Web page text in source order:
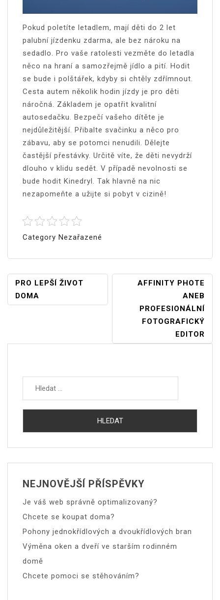
Pokud poletíte letadlem, mají děti do 2 let
palubní jízdenku zdarma, ale bez nároku na
sedadlo. Pro vaše ratolesti vezměte do letadla
něco na hraní a samozřejmě jídlo a pití. Hodit
se bude i polštářek, kdyby si chtěly zdřímnout.
Cesta autem několik hodin jízdy je pro děti
náročná. Základem je opatřit kvalitní
autosedačku. Bezpečí vašeho dítěte je
nejdůležitější. Přibalte svačinku a něco pro
zábavu, aby se potomci nenudili. Dělejte
častější přestávky. Určitě víte, že děti nevydrží
dlouho v klidu sedět. V případě nevolnosti se
bude hodit Kinedryl. Tak hlavně na nic
nezapomeňte a užijte si pobyt v cizině!
Category Nezařazené
Navigace
Pro
PRO LEPŠÍ ŽIVOT
DOMA
AFFINITY PHOTE
ANEB
PROFESIONÁLNÍ
FOTOGRAFICKÝ
EDITOR
NEJNOVĚJŠÍ PŘÍSPĚVKY
Je váš web správně optimalizovaný?
Chcete se koupat doma?
Pohony jednokřídlových a dvoukřídlových bran
Výměna oken a dveří ve starším rodinném
domě
Chcete pomoci se stěhováním?